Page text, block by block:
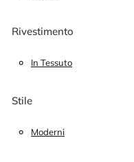
Rivestimento
In Tessuto
Stile
Moderni